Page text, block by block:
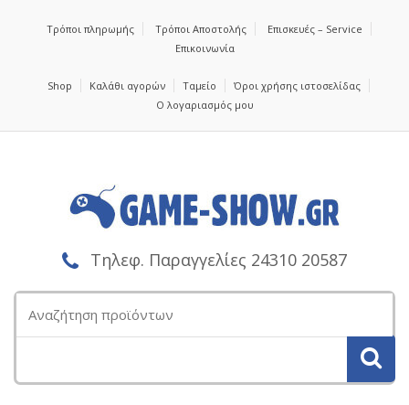
Τρόποι πληρωμής Τρόποι Αποστολής
Επισκευές – Service
Επικοινωνία
Shop Καλάθι αγορών Ταμείο
Όροι χρήσης ιστοσελίδας
Ο λογαριασμός μου
Τηλεφ. Παραγγελίες 24310 20587
για: